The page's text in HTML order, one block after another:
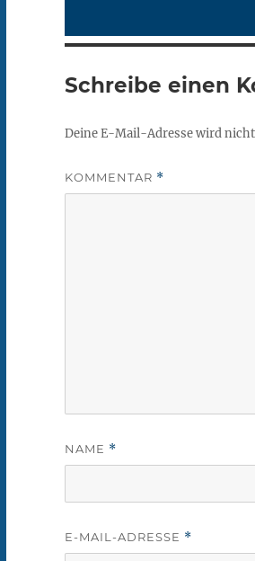
Schreibe einen
Deine E-Mail-Adresse wird
KOMMENTAR *
NAME *
E-MAIL-ADRESSE *